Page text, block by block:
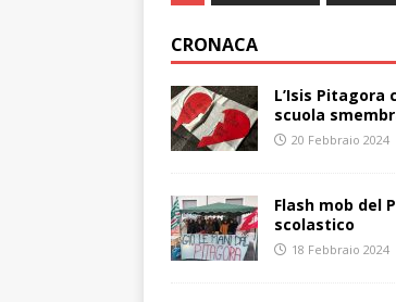
CRONACA
L’Isis Pitagora
scuola
20 Febbraio 2024
Flash mob del
scolastico
18 Febbraio 2024